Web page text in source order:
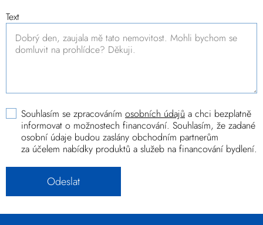
Text
Souhlasím se zpracováním osobních údajů a chci bezplatně
informovat o možnostech financování. Souhlasím, že zadané
osobní údaje budou zaslány obchodním partnerům
za účelem nabídky produktů a služeb na financování bydlení.